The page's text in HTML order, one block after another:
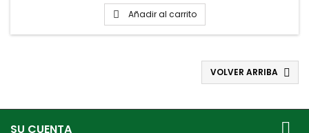
 Añadir al carrito
VOLVER ARRIBA 
SU CUENTA 